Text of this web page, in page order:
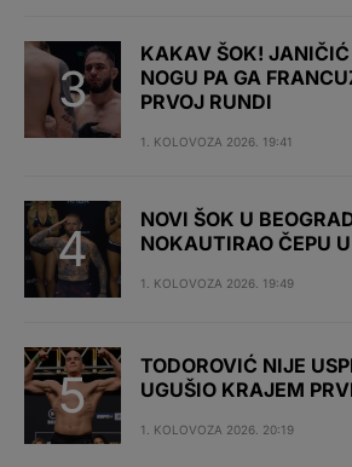
KAKAV ŠOK!
NOGU PA GA
PRVOJ RUNDI
1. KOLOVOZA 2026. 19:41
NOVI ŠOK U
NOKAUTIRAO ČEPU
1. KOLOVOZA 2026. 19:49
TODOROVIĆ NIJE
UGUŠIO KRAJEM
1. KOLOVOZA 2026. 20:19